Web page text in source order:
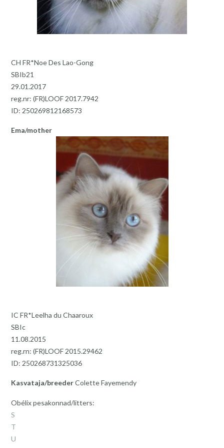
CH FR*Noe Des Lao-Gong
SBIb21
29.01.2017
reg.nr: (FR)LOOF 2017.7942
ID: 250269812168573
Ema/mother
IC FR*Leelha du Chaaroux
SBIc
11.08.2015
reg.rn: (FR)LOOF 2015.29462
ID: 250268731325036
Kasvataja/breederColette Fayemendy
Obélix pesakonnad/litters:
S
T
U